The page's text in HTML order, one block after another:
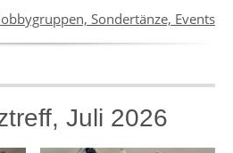
Sondertänze, Events
Juli 2026